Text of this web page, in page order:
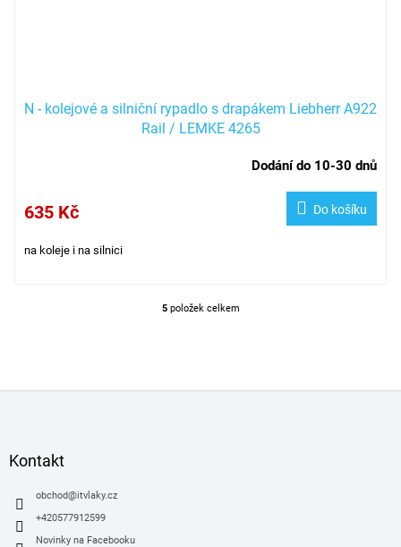
N - kolejové a silniční rypadlo s drapákem Liebherr A922
Rail / LEMKE 4265
Dodání do 10-30 dnů
635 Kč Do košíku
na koleje i na silnici
O
5položek celkem
Kontakt
obchod@itvlaky.cz
+420577912599
Novinky na Facebooku